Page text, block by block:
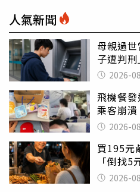
人氣新聞
母親過
子遭判
罪 2026-
飛機餐
乘客崩
別亂喝
2026-
買195元
「倒找
灣 2026-